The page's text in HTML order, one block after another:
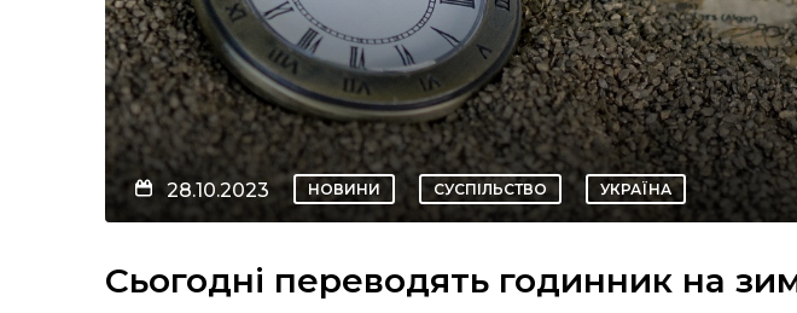
28.10.2023 НОВИНИ СУСПІЛЬСТВО УКРАЇНА
Сьогодні переводять годинник на